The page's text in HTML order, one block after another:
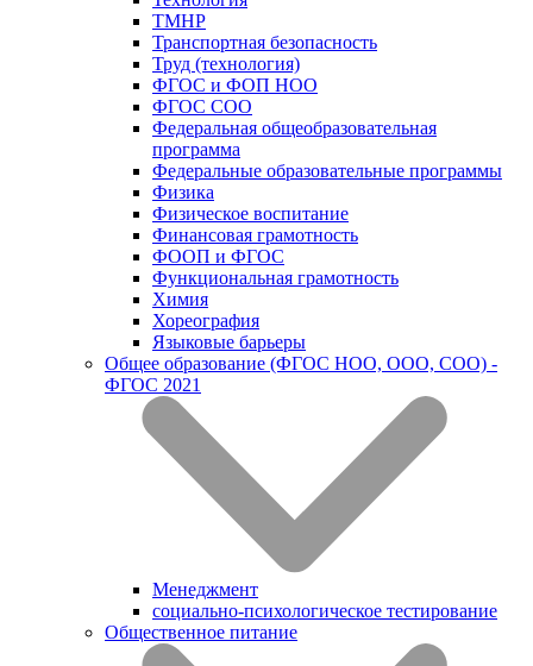
ТМНР
Транспортная безопасность
Труд (технология)
ФГОС и ФОП НОО
ФГОС СОО
Федеральная общеобразовательная
программа
Федеральные образовательные программы
Физика
Физическое воспитание
Финансовая грамотность
ФООП и ФГОС
Функциональная грамотность
Химия
Хореография
Языковые барьеры
Общее образование (ФГОС НОО, ООО, СОО) -
ФГОС 2021
Менеджмент
социально-психологическое тестирование
Общественное питание